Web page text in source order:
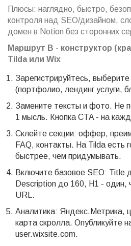
Плюсы: наглядно, быстро,
контроля над SEO/дизайном,
домен в Notion без сторонних
Маршрут B - конструктор
Tilda или Wix
Зарегистрируйтесь,
(портфолио, лендинг услуги,
Замените тексты и фото. Не
1 мысль. Кнопка CTA - на
Склейте секции: оффер,
FAQ, контакты. На Tilda есть
быстрее, чем придумывать.
Включите базовое SEO: Title
Description до 160, H1 - один,
URL.
Аналитика: Яндекс.Метрика,
карта скролла. Опубликуйте
user.wixsite.com.